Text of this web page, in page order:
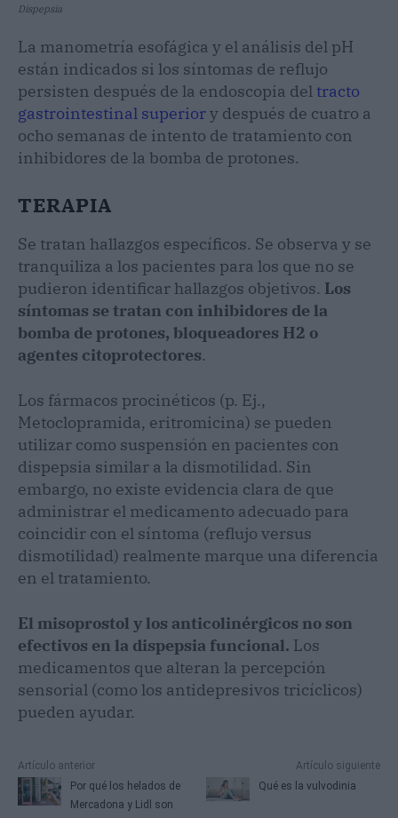
Dispepsia
La manometría esofágica y el análisis del pH
están indicados si los síntomas de reflujo
persisten después de la endoscopia del tracto
gastrointestinal superiory después de cuatro a
ocho semanas de intento de tratamiento con
inhibidores de la bomba de protones.
TERAPIA
Se tratan hallazgos específicos. Se observa y se
tranquiliza a los pacientes para los que no se
pudieron identificar hallazgos objetivos. Los
síntomas se tratan con inhibidores de la
bomba de protones, bloqueadores H2 o
agentes citoprotectores.
Los fármacos procinéticos (p. Ej.,
Metoclopramida, eritromicina) se pueden
utilizar como suspensión en pacientes con
dispepsia similar a la dismotilidad. Sin
embargo, no existe evidencia clara de que
administrar el medicamento adecuado para
coincidir con el síntoma (reflujo versus
dismotilidad) realmente marque una diferencia
en el tratamiento.
El misoprostol y los anticolinérgicos no son
efectivos en la dispepsia funcional. Los
medicamentos que alteran la percepción
sensorial (como los antidepresivos tricíclicos)
pueden ayudar.
Artículo anterior
Por qué los helados de
Mercadona y Lidl son
Artículo siguiente
Qué es la vulvodinia